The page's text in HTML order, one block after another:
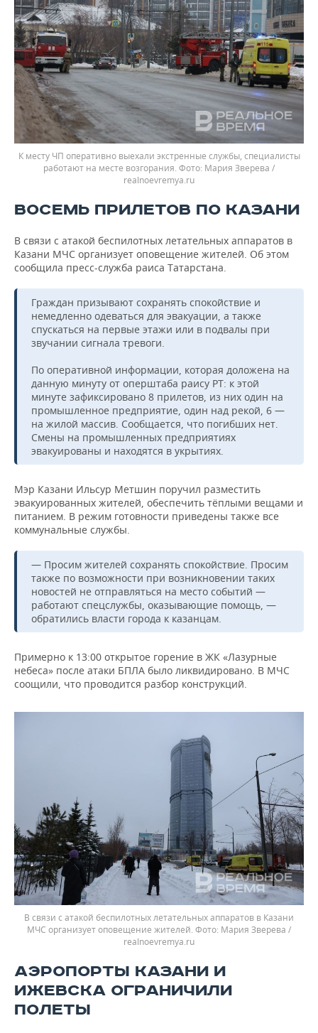
К месту ЧП оперативно выехали экстренные службы, специалисты
работают на месте возгорания.
Мария Зверева /
realnoevremya.ru
ВОСЕМЬ ПРИЛЕТОВ ПО КАЗАНИ
В связи с атакой беспилотных летательных аппаратов в
Казани МЧС организует оповещение жителей. Об этом
сообщила пресс-служба раиса Татарстана.
Граждан призывают сохранять спокойствие и
немедленно одеваться для эвакуации, а также
спускаться на первые этажи или в подвалы при
звучании сигнала тревоги.
По оперативной информации, которая доложена на
данную минуту от оперштаба раису РТ: к этой
минуте зафиксировано 8 прилетов, из них один на
промышленное предприятие, один над рекой, 6 —
на жилой массив. Сообщается, что погибших нет.
Смены на промышленных предприятиях
эвакуированы и находятся в укрытиях.
Мэр Казани Ильсур Метшин поручил разместить
эвакуированных жителей, обеспечить тёплыми вещами и
питанием. В режим готовности приведены также все
коммунальные службы.
— Просим жителей сохранять спокойствие. Просим
также по возможности при возникновении таких
новостей не отправляться на место событий —
работают спецслужбы, оказывающие помощь, —
обратились власти города к казанцам.
Примерно к 13:00 открытое горение в ЖК «Лазурные
небеса» после атаки БПЛА было ликвидировано. В МЧС
соощили, что проводится разбор конструкций.
В связи с атакой беспилотных летательных аппаратов в Казани
МЧС организует оповещение жителей.
Мария Зверева /
realnoevremya.ru
АЭРОПОРТЫ КАЗАНИ И
ИЖЕВСКА ОГРАНИЧИЛИ
ПОЛЕТЫ